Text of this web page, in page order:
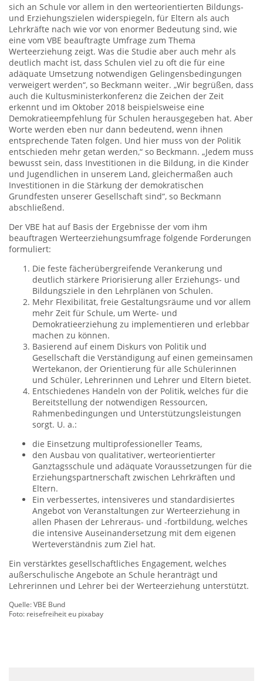
sich an Schule vor allem in den werteorientierten Bildungs-
und Erziehungszielen widerspiegeln, für Eltern als auch
Lehrkräfte nach wie vor von enormer Bedeutung sind, wie
eine vom VBE beauftragte Umfrage zum Thema
Werteerziehung zeigt. Was die Studie aber auch mehr als
deutlich macht ist, dass Schulen viel zu oft die für eine
adäquate Umsetzung notwendigen Gelingensbedingungen
verweigert werden“, so Beckmann weiter. „Wir begrüßen, dass
auch die Kultusministerkonferenz die Zeichen der Zeit
erkennt und im Oktober 2018 beispielsweise eine
Demokratieempfehlung für Schulen herausgegeben hat. Aber
Worte werden eben nur dann bedeutend, wenn ihnen
entsprechende Taten folgen. Und hier muss von der Politik
entschieden mehr getan werden,“ so Beckmann. „Jedem muss
bewusst sein, dass Investitionen in die Bildung, in die Kinder
und Jugendlichen in unserem Land, gleichermaßen auch
Investitionen in die Stärkung der demokratischen
Grundfesten unserer Gesellschaft sind“, so Beckmann
abschließend.
Der VBE hat auf Basis der Ergebnisse der vom ihm
beauftragen Werteerziehungsumfrage folgende Forderungen
formuliert:
Die feste fächerübergreifende Verankerung und
deutlich stärkere Priorisierung aller Erziehungs- und
Bildungsziele in den Lehrplänen von Schulen.
Mehr Flexibilität, freie Gestaltungsräume und vor allem
mehr Zeit für Schule, um Werte- und
Demokratieerziehung zu implementieren und erlebbar
machen zu können.
Basierend auf einem Diskurs von Politik und
Gesellschaft die Verständigung auf einen gemeinsamen
Wertekanon, der Orientierung für alle Schülerinnen
und Schüler, Lehrerinnen und Lehrer und Eltern bietet.
Entschiedenes Handeln von der Politik, welches für die
Bereitstellung der notwendigen Ressourcen,
Rahmenbedingungen und Unterstützungsleistungen
sorgt. U. a.:
die Einsetzung multiprofessioneller Teams,
den Ausbau von qualitativer, werteorientierter
Ganztagsschule und adäquate Voraussetzungen für die
Erziehungspartnerschaft zwischen Lehrkräften und
Eltern.
Ein verbessertes, intensiveres und standardisiertes
Angebot von Veranstaltungen zur Werteerziehung in
allen Phasen der Lehreraus- und -fortbildung, welches
die intensive Auseinandersetzung mit dem eigenen
Werteverständnis zum Ziel hat.
Ein verstärktes gesellschaftliches Engagement, welches
außerschulische Angebote an Schule heranträgt und
Lehrerinnen und Lehrer bei der Werteerziehung unterstützt.
Quelle: VBE Bund
Foto: reisefreiheit eu pixabay